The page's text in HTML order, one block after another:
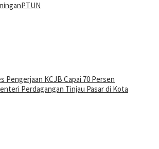
PTUN
Pengerjaan KCJB Capai 70 Persen
Perdagangan Tinjau Pasar di Kota